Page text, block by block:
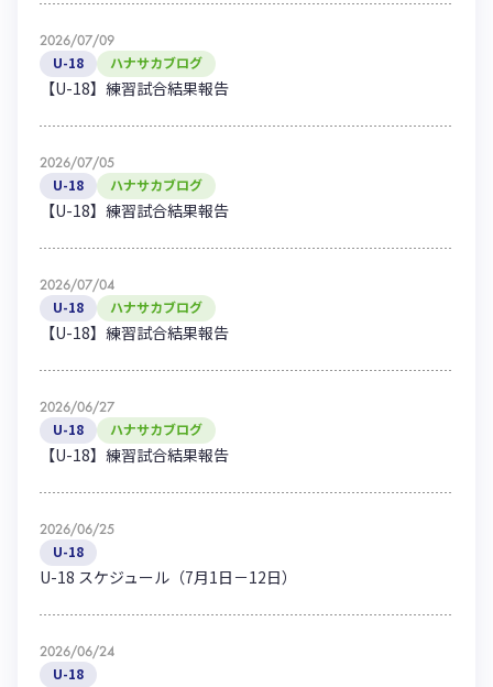
2026/07/09
U-18 ハナサカブログ
【U-18】練習試合結果報告
2026/07/05
U-18 ハナサカブログ
【U-18】練習試合結果報告
2026/07/04
U-18 ハナサカブログ
【U-18】練習試合結果報告
2026/06/27
U-18 ハナサカブログ
【U-18】練習試合結果報告
2026/06/25
U-18
U-18 スケジュール（7月1日－12日）
2026/06/24
U-18